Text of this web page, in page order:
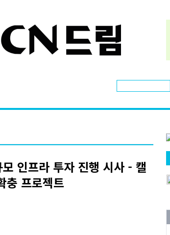
인프라 투자 진행 시사 - 캘
충 프로젝트